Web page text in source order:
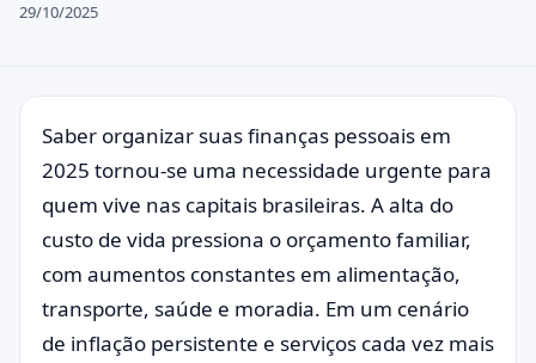
29/10/2025
Saber organizar suas finanças pessoais em
2025 tornou-se uma necessidade urgente para
quem vive nas capitais brasileiras. A alta do
custo de vida pressiona o orçamento familiar,
com aumentos constantes em alimentação,
transporte, saúde e moradia. Em um cenário
de inflação persistente e serviços cada vez mais